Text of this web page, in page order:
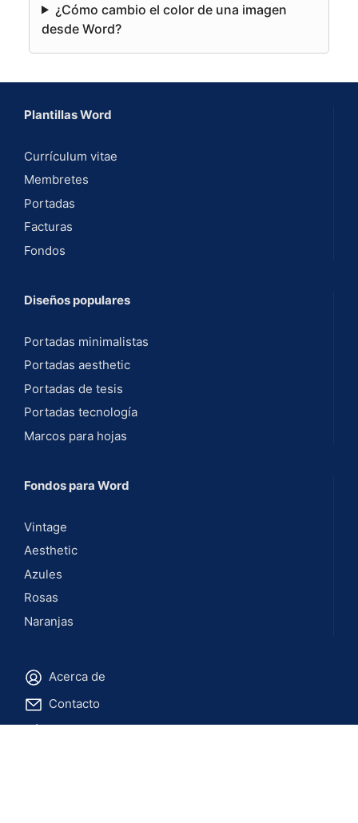
¿Cómo cambio el color de una imagen
desde Word?
Plantillas Word
Currículum vitae
Membretes
Portadas
Facturas
Fondos
Diseños populares
Portadas minimalistas
Portadas aesthetic
Portadas de tesis
Portadas tecnología
Marcos para hojas
Fondos para Word
Vintage
Aesthetic
Azules
Rosas
Naranjas
Acerca de
Contacto